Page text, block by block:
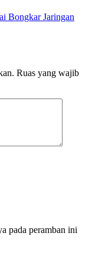
Bongkar Jaringan
Ruas yang wajib
pada peramban ini